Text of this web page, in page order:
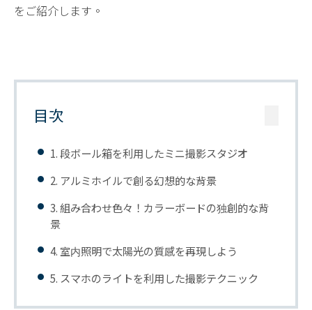
をご紹介します。
目次
1. 段ボール箱を利用したミニ撮影スタジオ
2. アルミホイルで創る幻想的な背景
3. 組み合わせ色々！カラーボードの独創的な背
景
4. 室内照明で太陽光の質感を再現しよう
5. スマホのライトを利用した撮影テクニック